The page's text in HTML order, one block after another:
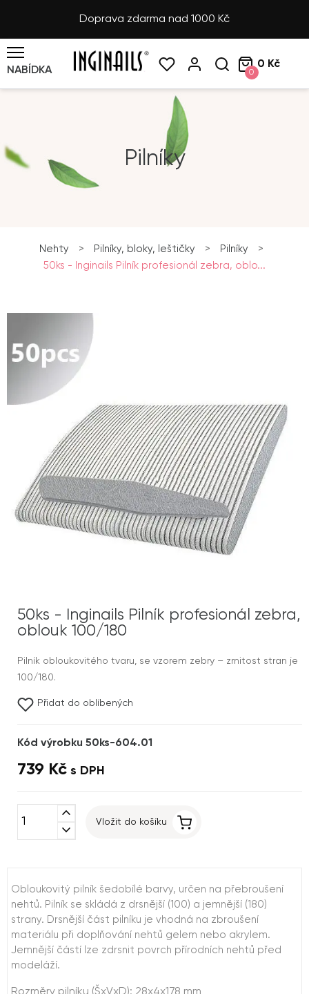
Doprava zdarma nad 1000 Kč
NABÍDKA 0
0 Kč
Pilníky
Nehty > Pilníky, bloky, leštičky > Pilníky
>
50ks - Inginails Pilník profesionál zebra, oblo...
50ks - Inginails Pilník profesionál zebra,
oblouk 100/180
Pilník obloukovitého tvaru, se vzorem zebry – zrnitost stran je
100/180.
Přidat do oblíbených
Kód výrobku 50ks-604.01
739 Kč s DPH
expand_less
expand_more
Vložit do košíku
Obloukovitý pilník šedobílé barvy, určen na přebroušení
nehtů. Pilník se skládá z drsnější (100) a jemnější (180)
strany. Drsnější část pilníku je vhodná na zbroušení
materiálu při doplňování nehtů gelem nebo akrylem.
Jemnější částí lze zdrsnit povrch přírodních nehtů před
modeláží.